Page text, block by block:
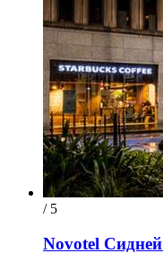
/ 5
Novotel